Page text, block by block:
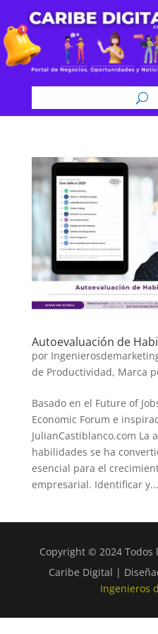
Autoevaluación de
por
de Productividad, Marca
Basado en el Future of
Economic Forum e
JulianCastiblanco.com La
habilidades se ha
esencial para el
empresarial. Identificar y...
Copyright © 2024 Todos
Caribe Digital |
Ingenieros